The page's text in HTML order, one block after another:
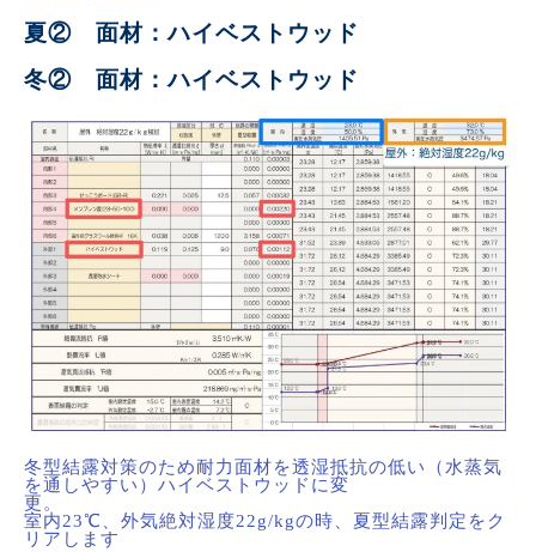
夏② 面材：ハイベストウッド
冬② 面材：ハイベストウッド
冬型結露対策のため耐力面材を透湿抵抗の低い（水蒸気
を通しやすい）ハイベストウッドに変
更
室内23℃、外気絶対湿度22g/kgの時、夏型結露判定をク
リアします